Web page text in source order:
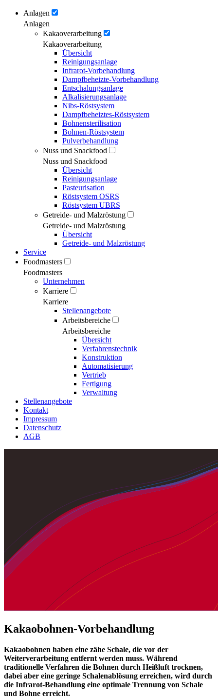
Anlagen
Anlagen
Kakaoverarbeitung
Kakaoverarbeitung
Übersicht
Reinigungsanlage
Infrarot-Vorbehandlung
Dampfbeheizte-Vorbehandlung
Entschalungsanlage
Alkalisierungsanlage
Nibs-Röstsystem
Dampfbeheiztes-Röstsystem
Bohnensterilisation
Bohnen-Röstsystem
Pulverbehandlung
Nuss und Snackfood
Nuss und Snackfood
Übersicht
Reinigungsanlage
Pasteurisation
Röstsystem OSRS
Röstsystem UBRS
Getreide- und Malzröstung
Getreide- und Malzröstung
Übersicht
Getreide- und Malzröstung
Service
Foodmasters
Foodmasters
Unternehmen
Karriere
Karriere
Stellenangebote
Arbeitsbereiche
Arbeitsbereiche
Übersicht
Verfahrenstechnik
Konstruktion
Automatisierung
Vertrieb
Fertigung
Verwaltung
Stellenangebote
Kontakt
Impressum
Datenschutz
AGB
Kakaobohnen-Vorbehandlung
Kakaobohnen haben eine zähe Schale, die vor der
Weiterverarbeitung entfernt werden muss. Während
traditionelle Verfahren die Bohnen durch Heißluft trocknen,
dabei aber eine geringe Schalenablösung erreichen, wird durch
die Infrarot-Behandlung eine optimale Trennung von Schale
und Bohne erreicht.